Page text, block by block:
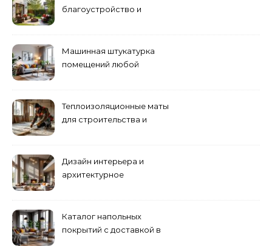
благоустройство и
Машинная штукатурка
помещений любой
Теплоизоляционные маты
для строительства и
Дизайн интерьера и
архитектурное
Каталог напольных
покрытий с доставкой в